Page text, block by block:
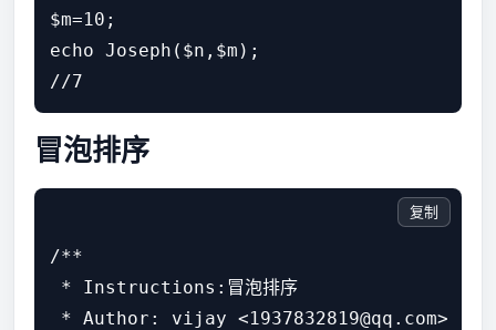
$m=10;
echo Joseph($n,$m);
冒泡排序
/**
* Instructions:冒泡排序
* Author: vijay <1937832819@qq.com>
复制